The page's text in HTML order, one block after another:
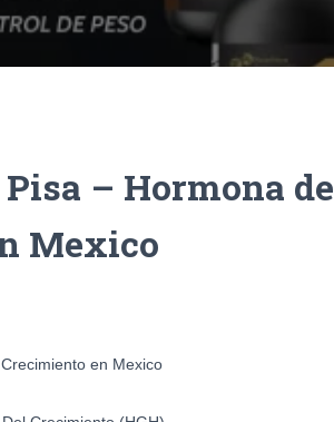
– Hormona de
Mexico
en Mexico